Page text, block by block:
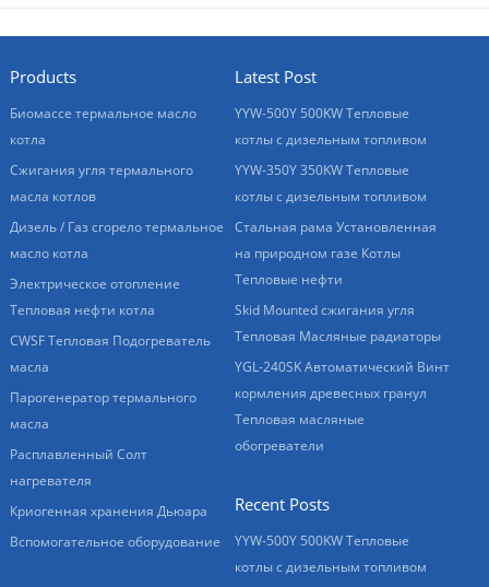
Products
Биомассе термальное масло
котла
Сжигания угля термального
масла котлов
Дизель / Газ сгорело термальное
масло котла
Электрическое отопление
Тепловая нефти котла
CWSF Тепловая Подогреватель
масла
Парогенератор термального
масла
Расплавленный Солт
нагревателя
Криогенная хранения Дьюара
Вспомогательное оборудование
Latest Post
YYW-500Y 500KW Тепловые
котлы с дизельным топливом
YYW-350Y 350KW Тепловые
котлы с дизельным топливом
Стальная рама Установленная
на природном газе Котлы
Тепловые нефти
Skid Mounted сжигания угля
Тепловая Масляные радиаторы
YGL-240SK Автоматический Винт
кормления древесных гранул
Тепловая масляные
обогреватели
Recent Posts
YYW-500Y 500KW Тепловые
котлы с дизельным топливом